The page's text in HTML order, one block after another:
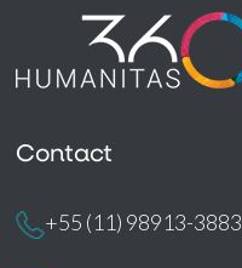
Contact
+55 (11) 98913-3883